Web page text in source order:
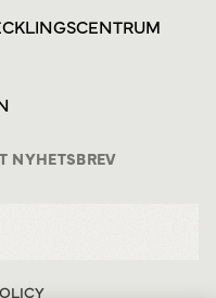
NYHETSBREV